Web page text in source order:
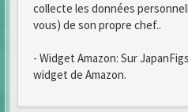
collecte les données
vous) de son propre chef..
- Widget Amazon: Sur
widget de Amazon.